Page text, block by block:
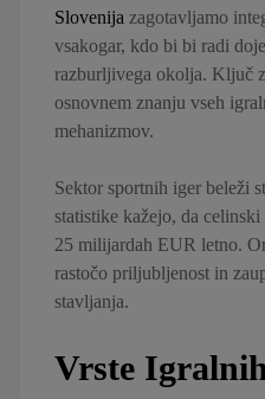
Slovenija zagotavljamo
vsakogar, kdo bi bi radi
razburljivega okolja. Ključ
osnovnem znanju vseh
mehanizmov.
Sektor sportnih iger beleži
statistike kažejo, da
25 milijardah EUR letno.
rastočo priljubljenost in
stavljanja.
Vrste